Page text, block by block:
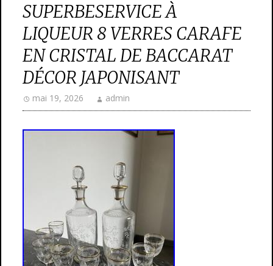
SUPERBESERVICE À
LIQUEUR 8 VERRES CARAFE
EN CRISTAL DE BACCARAT
DÉCOR JAPONISANT
mai 19, 2026 admin